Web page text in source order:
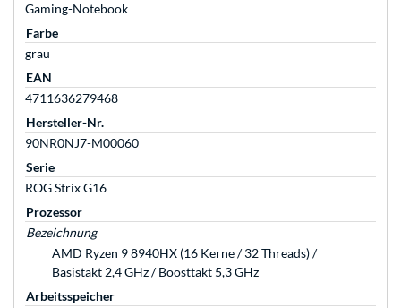
Gaming-Notebook
Farbe
grau
EAN
4711636279468
Hersteller-Nr.
90NR0NJ7-M00060
Serie
ROG Strix G16
Prozessor
Bezeichnung
AMD Ryzen 9 8940HX (16 Kerne / 32 Threads) /
Basistakt 2,4 GHz / Boosttakt 5,3 GHz
Arbeitsspeicher